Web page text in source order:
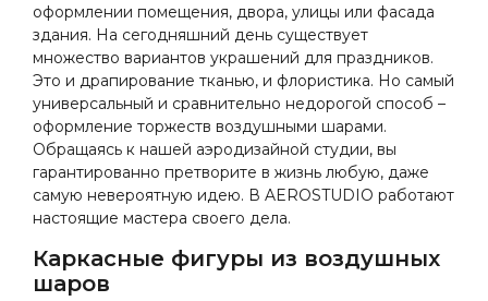
оформлении помещения, двора, улицы или фасада
здания. На сегодняшний день существует
множество вариантов украшений для праздников.
Это и драпирование тканью, и флористика. Но самый
универсальный и сравнительно недорогой способ –
оформление торжеств воздушными шарами.
Обращаясь к нашей аэродизайной студии, вы
гарантированно претворите в жизнь любую, даже
самую невероятную идею. В AEROSTUDIO работают
настоящие мастера своего дела.
Каркасные фигуры из воздушных
шаров